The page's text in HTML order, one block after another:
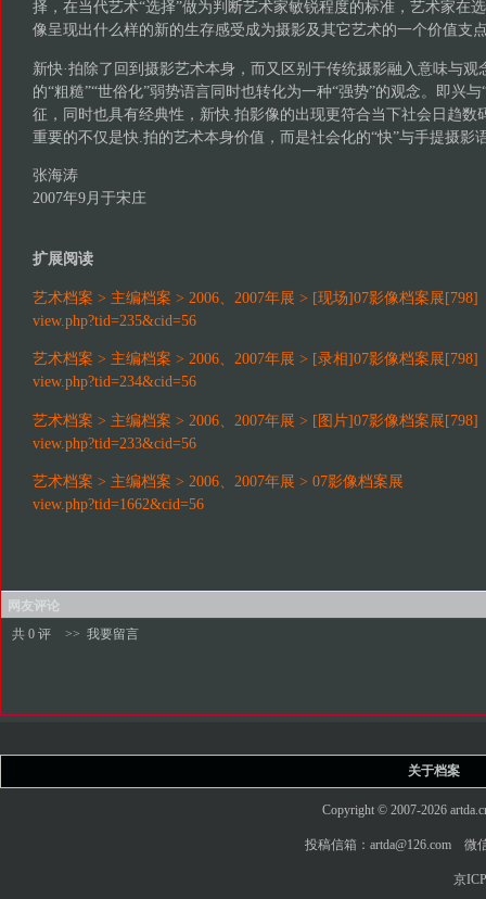
择，在当代艺术“选择”做为判断艺术家敏锐程度的标准，艺术家在
像呈现出什么样的新的生存感受成为摄影及其它艺术的一个价值支
新快·拍除了回到摄影艺术本身，而又区别于传统摄影融入意味与观
的“粗糙”“世俗化”弱势语言同时也转化为一种“强势”的观念。即兴
征，同时也具有经典性，新快.拍影像的出现更符合当下社会日趋数
重要的不仅是快.拍的艺术本身价值，而是社会化的“快”与手提摄影
张海涛
2007年9月于宋庄
扩展阅读
艺术档案 > 主编档案 > 2006、2007年展 > [现场]07影像档案展[798]
view.php?tid=235&cid=56
艺术档案 > 主编档案 > 2006、2007年展 > [录相]07影像档案展[798]
view.php?tid=234&cid=56
艺术档案 > 主编档案 > 2006、2007年展 > [图片]07影像档案展[798]
view.php?tid=233&cid=56
艺术档案 > 主编档案 > 2006、2007年展 > 07影像档案展
view.php?tid=1662&cid=56
网友评论
共 0 评
>> 我要留言
关于档案
Copyright © 2007-2026
投稿信箱：artda@126.com 微
京